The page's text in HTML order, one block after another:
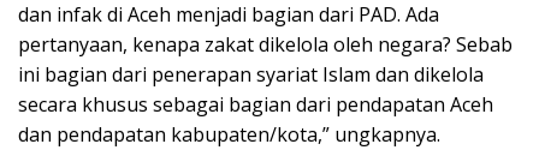
dan infak di Aceh menjadi bagian dari PAD. Ada
pertanyaan, kenapa zakat dikelola oleh negara? Sebab
ini bagian dari penerapan syariat Islam dan dikelola
secara khusus sebagai bagian dari pendapatan Aceh
dan pendapatan kabupaten/kota,” ungkapnya.